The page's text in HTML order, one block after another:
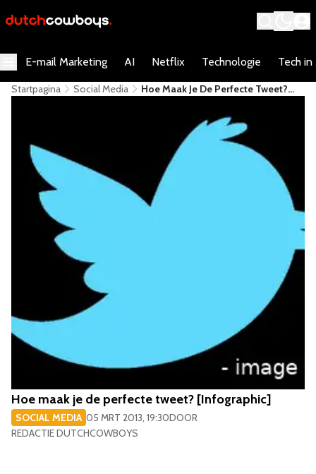
E-mail Marketing AI Netflix Technologie Tech in
Startpagina Social Media
Hoe Maak Je De Perfecte Tweet?
Hoe maak je de perfecte tweet? [Infographic]
SOCIAL MEDIA 05 MRT 2013, 19:30DOOR
REDACTIE DUTCHCOWBOYS